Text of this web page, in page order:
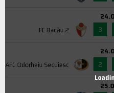
FC Bacău 2
3
AFC Odorheiu Secuiesc
2